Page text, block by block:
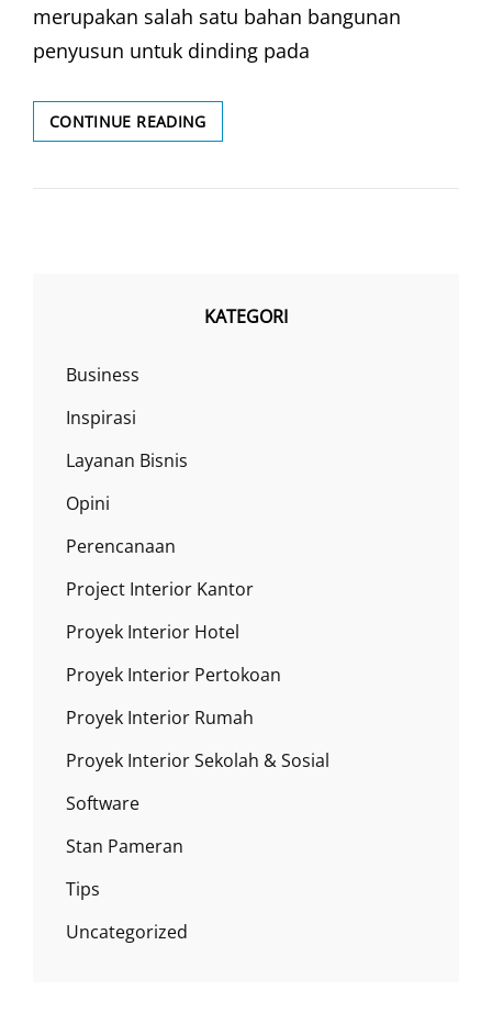
merupakan salah satu bahan bangunan
penyusun untuk dinding pada
CONTINUE READINGMENGENAL
BATAKO
KATEGORI
Business
Inspirasi
Layanan Bisnis
Opini
Perencanaan
Project Interior Kantor
Proyek Interior Hotel
Proyek Interior Pertokoan
Proyek Interior Rumah
Proyek Interior Sekolah & Sosial
Software
Stan Pameran
Tips
Uncategorized